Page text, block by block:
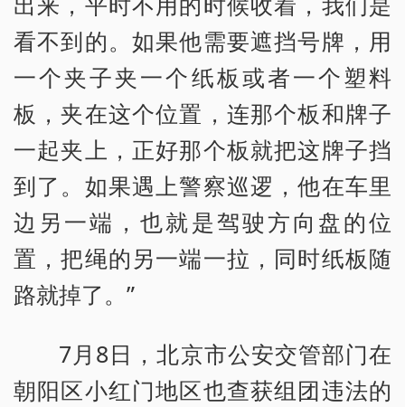
看不到的。如果他需要遮挡号牌，用
一个夹子夹一个纸板或者一个塑料
板，夹在这个位置，连那个板和牌子
一起夹上，正好那个板就把这牌子挡
到了。如果遇上警察巡逻，他在车里
边另一端，也就是驾驶方向盘的位
置，把绳的另一端一拉，同时纸板随
路就掉了。”
7月8日，北京市公安交管部门在
朝阳区小红门地区也查获组团违法的